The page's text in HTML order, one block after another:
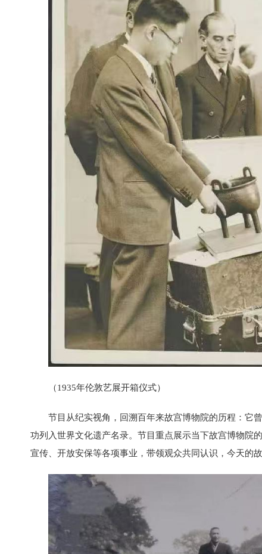
（1935年伦敦艺展开箱仪式）
节目从纪实视角，回溯百年来故宫博物院的历程：它
功列入世界文化遗产名录。节目重点展示当下故宫博物院
宣传、开放安保等各项事业，带领观众共同认识，今天的